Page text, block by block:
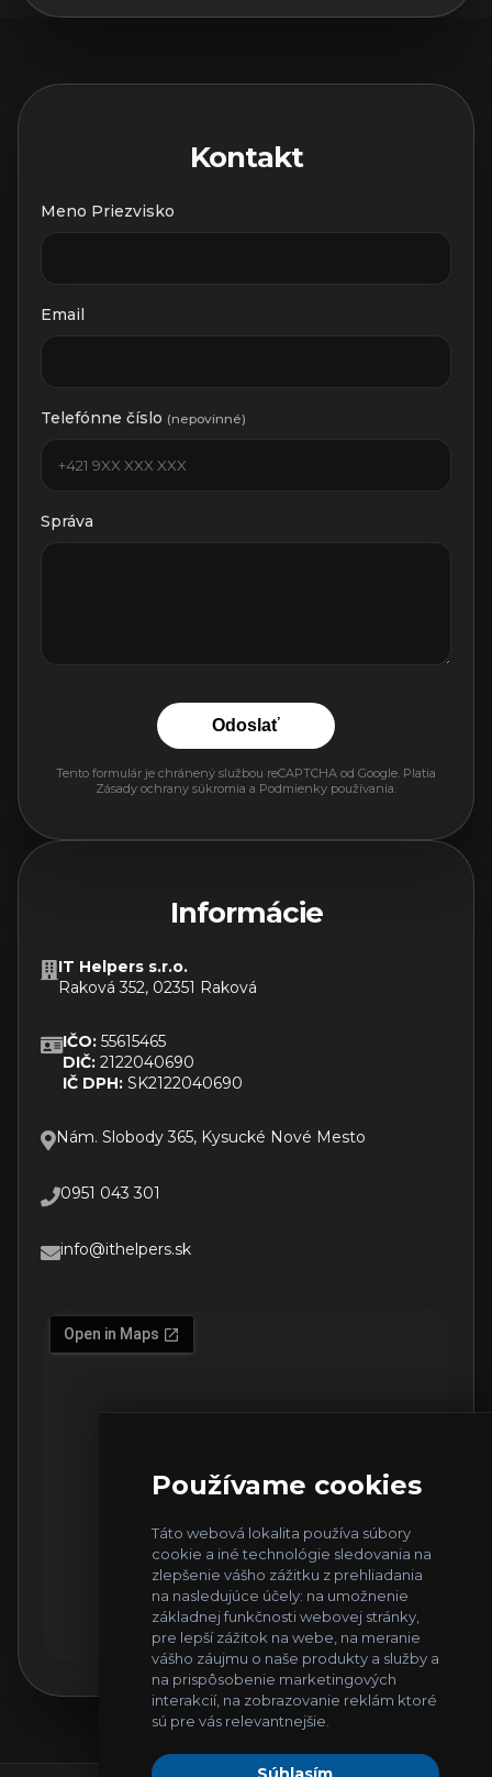
Používame cookies
Táto webová lokalita používa súbory
cookie a iné technológie sledovania na
zlepšenie vášho zážitku z prehliadania
na nasledujúce účely: na umožnenie
základnej funkčnosti webovej stránky,
pre lepší zážitok na webe na meranie
vášho záujmu o naše produkty a služby a
na prispôsobenie marketingových
interakcií, na zobrazovanie reklám ktoré
sú pre vás relevantnejšie
Kontakt
Meno Priezvisko
Email
Telefónne číslo (nepovinné)
Správa
Odoslať
Tento formulár je chránený službou reCAPTCHA od Google. Platia
Zásady ochrany súkromia a Podmienky používania
Informácie
IT Helpers s.r.o.
Raková 352, 02351 Raková
IČO: 55615465
DIČ: 2122040690
IČ DPH: SK2122040690
Nám. Slobody 365, Kysucké Nové Mesto
0951 043 301
info@ithelpers.sk